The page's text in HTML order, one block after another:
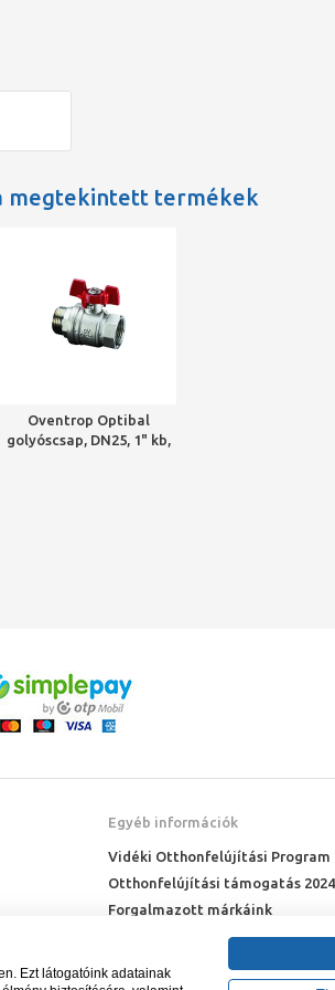
megtekintett termékek
Oventrop Optibal
golyóscsap, DN25, 1" kb,
Egyéb információk
Vidéki Otthonfelújítási Program
Otthonfelújítási támogatás 2024
Forgalmazott márkáink
Ezt látogatóink adatainak